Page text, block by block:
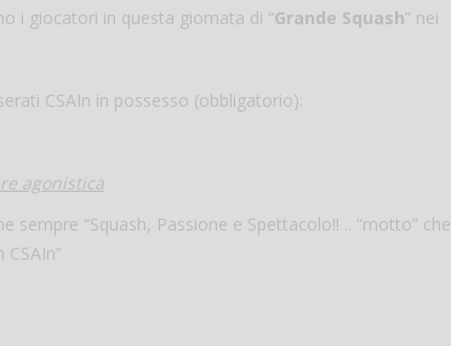
i giocatori in questa giornata di “Grande Squash” nei
CSAIn in possesso (obbligatorio):
agonistica
sempre “Squash, Passione e Spettacolo!! .. “motto” che
Salve,
un mio amico?
Devo chiamare il numero